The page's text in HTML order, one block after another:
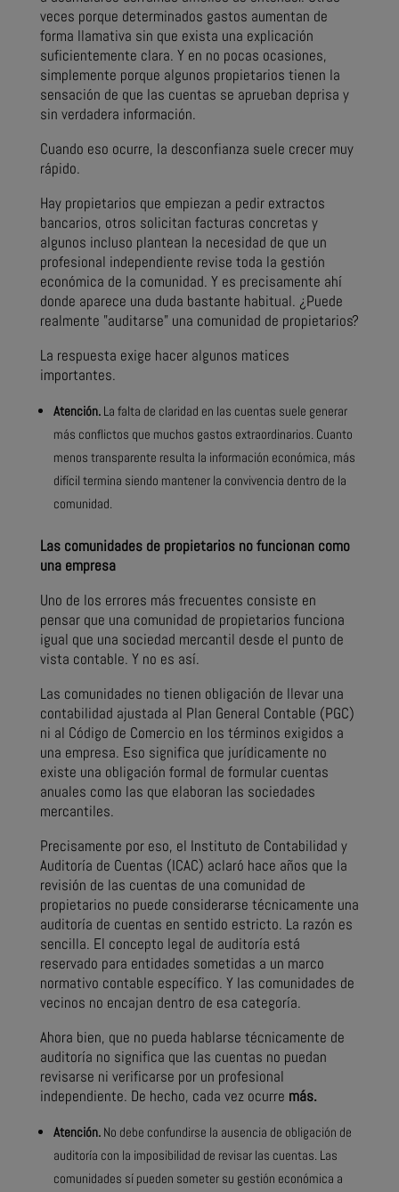
veces porque determinados gastos aumentan de
forma llamativa sin que exista una explicación
suficientemente clara. Y en no pocas ocasiones,
simplemente porque algunos propietarios tienen la
sensación de que las cuentas se aprueban deprisa y
sin verdadera información.
Cuando eso ocurre, la desconfianza suele crecer muy
rápido.
Hay propietarios que empiezan a pedir extractos
bancarios, otros solicitan facturas concretas y
algunos incluso plantean la necesidad de que un
profesional independiente revise toda la gestión
económica de la comunidad. Y es precisamente ahí
donde aparece una duda bastante habitual. ¿Puede
realmente "auditarse" una comunidad de propietarios?
La respuesta exige hacer algunos matices
importantes.
Atención.La falta de claridad en las cuentas suele generar
más conflictos que muchos gastos extraordinarios. Cuanto
menos transparente resulta la información económica, más
difícil termina siendo mantener la convivencia dentro de la
comunidad.
Las comunidades de propietarios no funcionan como
una empresa
Uno de los errores más frecuentes consiste en
pensar que una comunidad de propietarios funciona
igual que una sociedad mercantil desde el punto de
vista contable. Y no es así.
Las comunidades no tienen obligación de llevar una
contabilidad ajustada al Plan General Contable (PGC)
ni al Código de Comercio en los términos exigidos a
una empresa. Eso significa que jurídicamente no
existe una obligación formal de formular cuentas
anuales como las que elaboran las sociedades
mercantiles.
Precisamente por eso, el Instituto de Contabilidad y
Auditoría de Cuentas (ICAC) aclaró hace años que la
revisión de las cuentas de una comunidad de
propietarios no puede considerarse técnicamente una
auditoría de cuentas en sentido estricto. La razón es
sencilla. El concepto legal de auditoría está
reservado para entidades sometidas a un marco
normativo contable específico. Y las comunidades de
vecinos no encajan dentro de esa categoría.
Ahora bien, que no pueda hablarse técnicamente de
auditoría no significa que las cuentas no puedan
revisarse ni verificarse por un profesional
independiente. De hecho, cada vez ocurre más.
Atención. No debe confundirse la ausencia de obligación de
auditoría con la imposibilidad de revisar las cuentas. Las
comunidades sí pueden someter su gestión económica a